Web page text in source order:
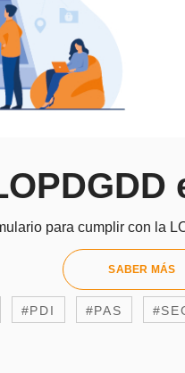
para cumplir con la
SABER MÁS
#PDI #PAS